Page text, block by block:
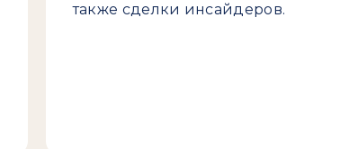
также сделки инсайдеров.